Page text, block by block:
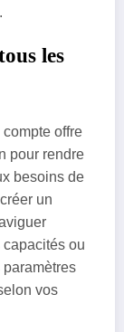
les
offre
pour rendre
besoins de
un
ou
vos